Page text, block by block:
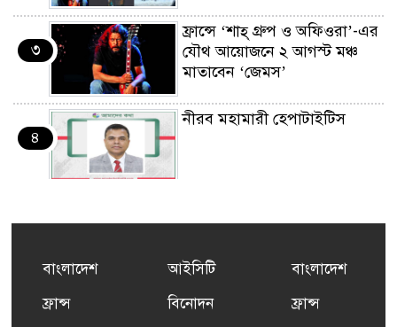
৩
ফ্রান্সে ‘শাহ্ গ্রুপ ও অফিওরা’-এর
যৌথ আয়োজনে ২ আগস্ট মঞ্চ
মাতাবেন ‘জেমস’
৪
নীরব মহামারী হেপাটাইটিস
৫
এর সম্পূর্ণ বিনামূল্যের সুশি
ফ্রান্সসহ ইউরোপীয় দেশসমূহে
দাবদাহ: কারণ, প্রভাব ও করণীয়
বাংলাদেশ
ফ্রান্স
আইসিটি
বিনোদন
বাংলাদেশ
ফ্রান্স